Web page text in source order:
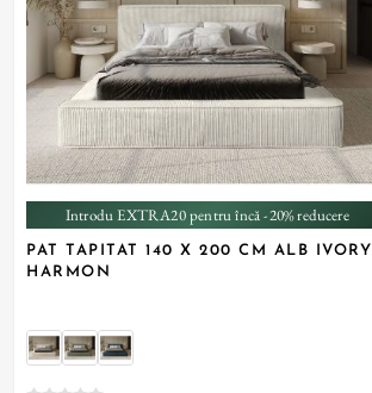
Introdu EXTRA20 pentru încă -20% reducere
PAT TAPITAT 140 X 200 CM ALB IVORY
HARMON
+ 3